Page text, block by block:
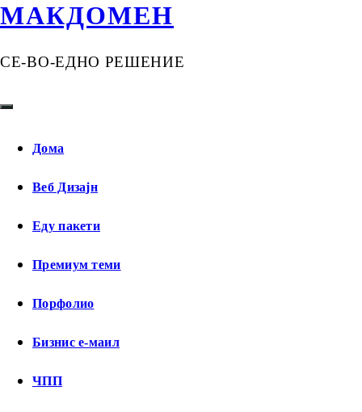
МАКДОМЕН
СЕ-ВО-ЕДНО РЕШЕНИЕ
Дома
Веб Дизајн
Еду пакети
Премиум теми
Порфолио
Бизнис е-маил
ЧПП